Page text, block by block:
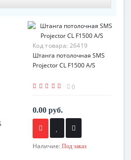
Код товара: 26419
Штанга потолочная SMS
Projector CL F1500 A/S
0
0.00 руб.
Наличие: Под заказ